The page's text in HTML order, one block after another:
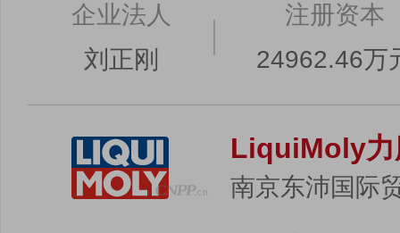
企业法人
刘正刚
注册资本
24962.46万
LiquiMoly力
南京东沛国际